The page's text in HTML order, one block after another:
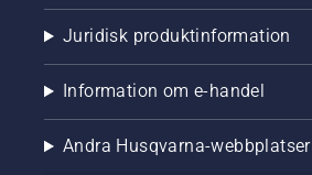
Juridisk produktinformation
Information om e-handel
Andra Husqvarna-webbplatser